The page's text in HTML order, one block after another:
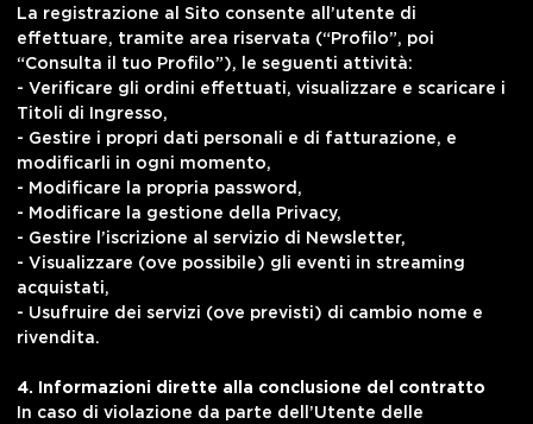
La registrazione al Sito consente all’utente di
effettuare, tramite area riservata (“Profilo”, poi
“Consulta il tuo Profilo”), le seguenti attività:
- Verificare gli ordini effettuati, visualizzare e scaricare i
Titoli di Ingresso,
- Gestire i propri dati personali e di fatturazione, e
modificarli in ogni momento,
- Modificare la propria password,
- Modificare la gestione della Privacy,
- Gestire l’iscrizione al servizio di Newsletter,
- Visualizzare (ove possibile) gli eventi in streaming
acquistati,
- Usufruire dei servizi (ove previsti) di cambio nome e
rivendita.
4. Informazioni dirette alla conclusione del contratto
In caso di violazione da parte dell’Utente delle